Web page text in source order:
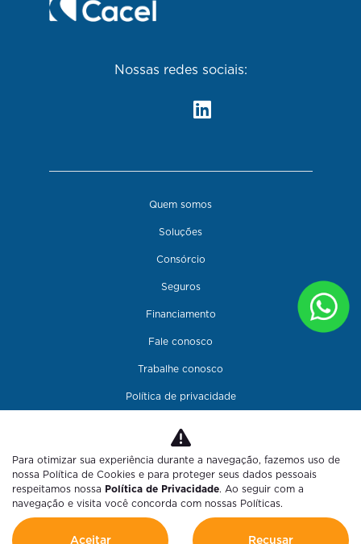
Nossas redes sociais:
Quem somos
Soluções
Consórcio
Seguros
Financiamento
Fale conosco
Trabalhe conosco
Política de privacidade
COMPANHIA MINEIRA DE AUTOMOVEIS LTDA
Para otimizar sua experiência durante a navegação, fazemos uso de
nossa Política de Cookies e para proteger seus dados pessoais
respeitamos nossa Política de Privacidade. Ao seguir com a
navegação e visita você concorda com nossas Políticas.
Aceitar Recusar